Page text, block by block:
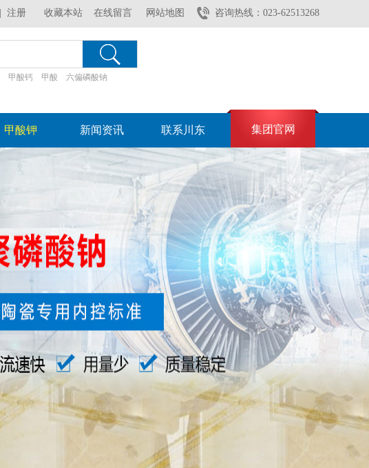
注册 收藏本站 在线留言 网站地图 咨询热线：023-62513268
甲酸钙 甲酸 六偏磷酸钠
甲酸钾 新闻资讯 联系川东 集团官网